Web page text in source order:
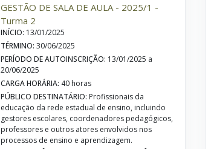
GESTÃO DE SALA DE AULA - 2025/1 -
Turma 2
INÍCIO: 13/01/2025
TÉRMINO:30/06/2025
PERÍODO DE AUTOINSCRIÇÃO: 13/01/2025 a
20/06/2025
CARGA HORÁRIA: 40 horas
PÚBLICO DESTINATÁRIO: Profissionais da
educação da rede estadual de ensino, incluindo
gestores escolares, coordenadores pedagógicos,
professores e outros atores envolvidos nos
processos de ensino e aprendizagem.